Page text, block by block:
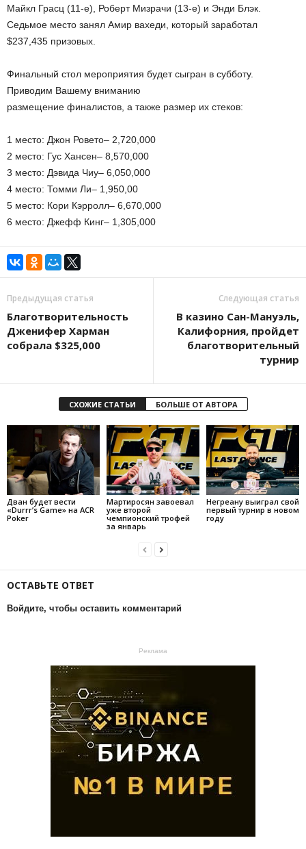
Майкл Грасц (11-е), Роберт Мизрачи (13-е) и Энди Блэк.
Седьмое место занял Амир вахеди, который заработал
$237,435 призовых.
Финальный стол мероприятия будет сыгран в субботу.
Приводим Вашему вниманию
размещение финалистов, а также размер их стеков:
1 место: Джон Ровето– 2,720,000
2 место: Гус Хансен– 8,570,000
3 место: Дэвида Чиу– 6,050,000
4 место: Томми Ли– 1,950,00
5 место: Кори Кэрролл– 6,670,000
6 место: Джефф Кинг– 1,305,000
Предыдущая статья
Благотворительность
Дженифер Харман
собрала $325,000
Следующая статья
В казино Сан-Мануэль,
Калифорния, пройдет
благотворительный
турнир
СХОЖИЕ СТАТЬИ БОЛЬШЕ ОТ АВТОРА
Дван будет вести
«Durrr’s Game» на ACR
Poker
Мартиросян завоевал
уже второй
чемпионский трофей
за январь
Негреану выиграл свой
первый турнир в новом
году
ОСТАВЬТЕ ОТВЕТ
Войдите, чтобы оставить комментарий
Реклама